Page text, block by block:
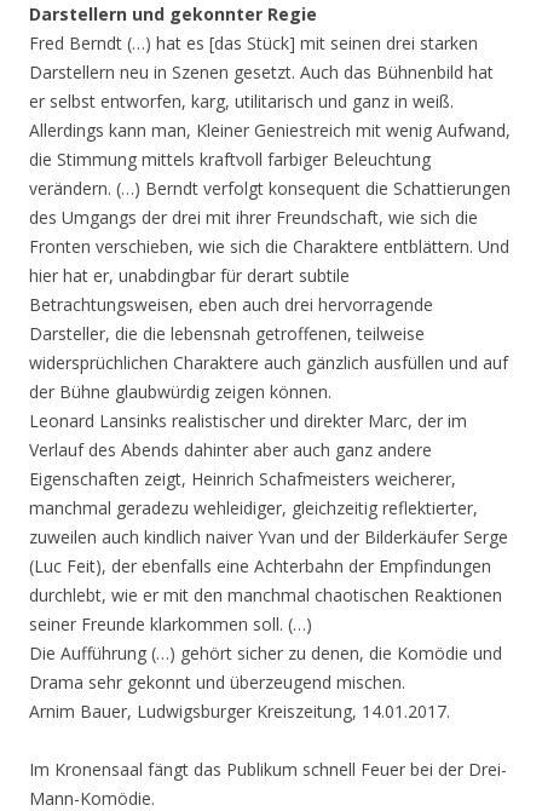
Darstellern und gekonnter Regie
Fred Berndt (…) hat es [das Stück] mit seinen drei starken
Darstellern neu in Szenen gesetzt. Auch das Bühnenbild hat
er selbst entworfen, karg, utilitarisch und ganz in weiß.
Allerdings kann man, Kleiner Geniestreich mit wenig Aufwand,
die Stimmung mittels kraftvoll farbiger Beleuchtung
verändern. (…) Berndt verfolgt konsequent die Schattierungen
des Umgangs der drei mit ihrer Freundschaft, wie sich die
Fronten verschieben, wie sich die Charaktere entblättern. Und
hier hat er, unabdingbar für derart subtile
Betrachtungsweisen, eben auch drei hervorragende
Darsteller, die die lebensnah getroffenen, teilweise
widersprüchlichen Charaktere auch gänzlich ausfüllen und auf
der Bühne glaubwürdig zeigen können.
Leonard Lansinks realistischer und direkter Marc, der im
Verlauf des Abends dahinter aber auch ganz andere
Eigenschaften zeigt, Heinrich Schafmeisters weicherer,
manchmal geradezu wehleidiger, gleichzeitig reflektierter,
zuweilen auch kindlich naiver Yvan und der Bilderkäufer Serge
(Luc Feit), der ebenfalls eine Achterbahn der Empfindungen
durchlebt, wie er mit den manchmal chaotischen Reaktionen
seiner Freunde klarkommen soll. (…)
Die Aufführung (…) gehört sicher zu denen, die Komödie und
Drama sehr gekonnt und überzeugend mischen.
Arnim Bauer, Ludwigsburger Kreiszeitung, 14.01.2017.
Im Kronensaal fängt das Publikum schnell Feuer bei der Drei-
Mann-Komödie.